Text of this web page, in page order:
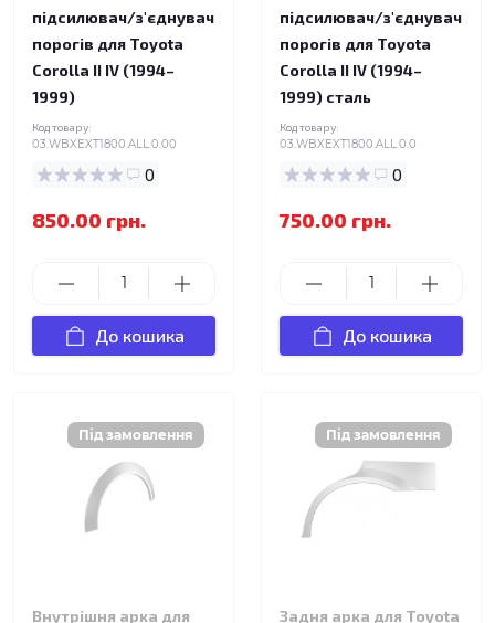
підсилювач/з'єднувач
порогів для Toyota
Corolla II IV (1994–
1999)
Код товару:
03.WBXEXT1800.ALL.0.00
0
850.00 грн.
До кошика
підсилювач/з'єднувач
порогів для Toyota
Corolla II IV (1994–
1999) сталь
Код товару:
03.WBXEXT1800.ALL.0.0
0
750.00 грн.
До кошика
Внутрішня арка для
Задня арка для Toyota